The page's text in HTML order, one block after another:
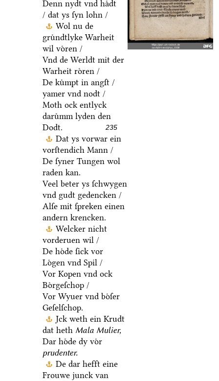
Denn nydt vnd haͤdt
/ dat ys ſyn lohn /
Wol nu de
gruͤndtlyke Warheit
wil voͤren /
Vnd de Werldt mit der
Warheit roͤren /
De kuͤmpt in angſt /
yamer vnd nodt /
Moth ock entlyck
daruͤmm lyden den
Dodt.
235
Dat ys vorwar ein
vorſtendich Mann /
De ſyner Tungen wol
raden kan.
Veel beter ys ſchwygen
vnd gudt gedencken /
Alſe mit ſpreken einen
andern krencken.
Welcker nicht
vorderuen wil /
De hoͤde ſick vor
Loͤgen vnd Spil /
Vor Kopen vnd ock
Boͤrgeſchop /
Vor Wyuer vnd boͤſer
Geſelſchop.
Jck weth ein Krudt
dat heth Mala Mulier,
Dar hoͤde dy voͤr
prudenter.
De dar hefft eine
Frouwe junck van